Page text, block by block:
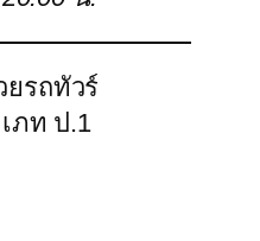
รถทัวร์
ภท ป.1